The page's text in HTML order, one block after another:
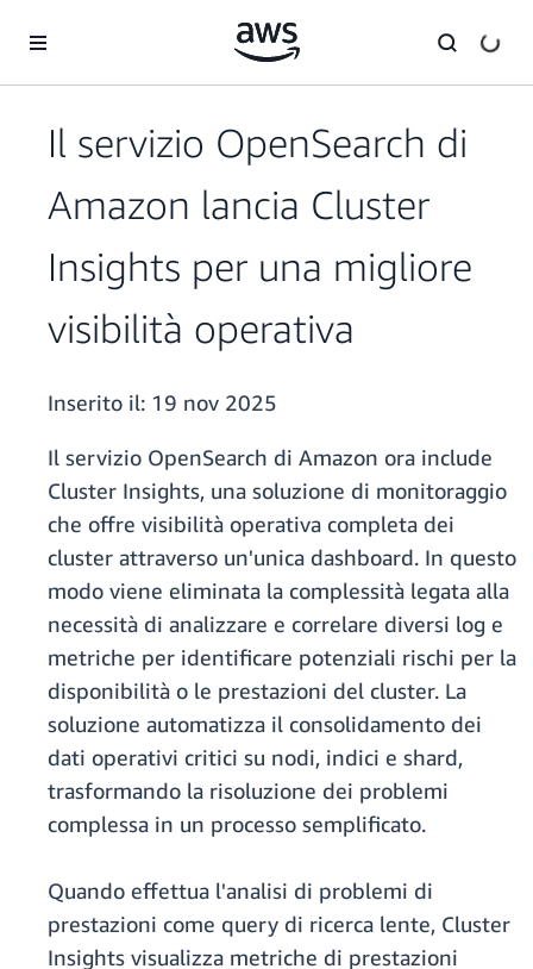
Il servizio OpenSearch di
Amazon lancia Cluster
Insights per una migliore
visibilità operativa
Inserito il: 19 nov 2025
Il servizio OpenSearch di Amazon ora include
Cluster Insights, una soluzione di monitoraggio
che offre visibilità operativa completa dei
cluster attraverso un'unica dashboard. In questo
modo viene eliminata la complessità legata alla
necessità di analizzare e correlare diversi log e
metriche per identificare potenziali rischi per la
disponibilità o le prestazioni del cluster. La
soluzione automatizza il consolidamento dei
dati operativi critici su nodi, indici e shard,
trasformando la risoluzione dei problemi
complessa in un processo semplificato.
Quando effettua l'analisi di problemi di
prestazioni come query di ricerca lente, Cluster
Insights visualizza metriche di prestazioni